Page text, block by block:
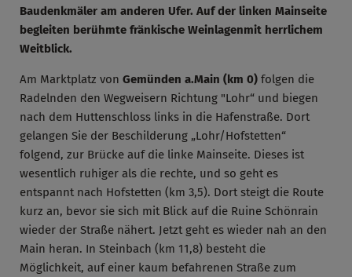
Baudenkmäler am anderen Ufer. Auf der linken Mainseite
begleiten berühmte fränkische Weinlagenmit herrlichem
Weitblick.
Am Marktplatz von Gemünden a.Main (km 0) folgen die
Radelnden den Wegweisern Richtung "Lohr“ und biegen
nach dem Huttenschloss links in die Hafenstraße. Dort
gelangen Sie der Beschilderung „Lohr/Hofstetten“
folgend, zur Brücke auf die linke Mainseite. Dieses ist
wesentlich ruhiger als die rechte, und so geht es
entspannt nach Hofstetten (km 3,5). Dort steigt die Route
kurz an, bevor sie sich mit Blick auf die Ruine Schönrain
wieder der Straße nähert. Jetzt geht es wieder nah an den
Main heran. In Steinbach (km 11,8) besteht die
Möglichkeit, auf einer kaum befahrenen Straße zum